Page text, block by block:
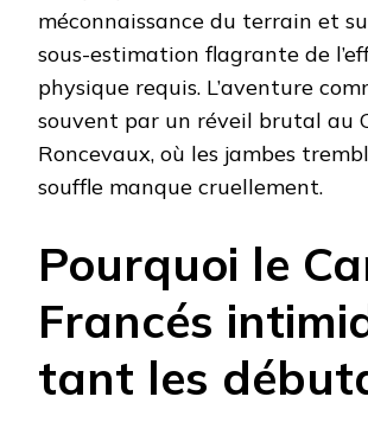
méconnaissance du terrain et
sous-estimation flagrante de
physique requis. L’aventure
souvent par un réveil brutal au
Roncevaux, où les jambes
souffle manque cruellement.
Pourquoi le
Francés
tant les